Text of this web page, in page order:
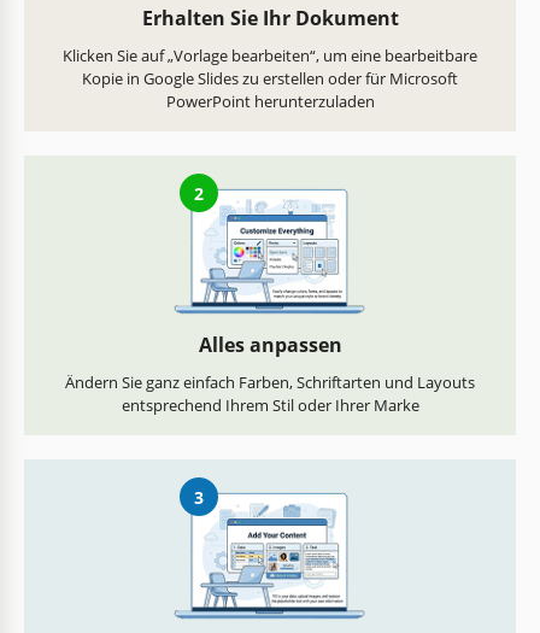
Erhalten Sie Ihr Dokument
Klicken Sie auf „Vorlage bearbeiten“, um eine bearbeitbare
Kopie in Google Slides zu erstellen oder für Microsoft
PowerPoint herunterzuladen
2
Alles anpassen
Ändern Sie ganz einfach Farben, Schriftarten und Layouts
entsprechend Ihrem Stil oder Ihrer Marke
3